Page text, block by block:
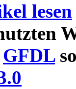
lesen
GFDL